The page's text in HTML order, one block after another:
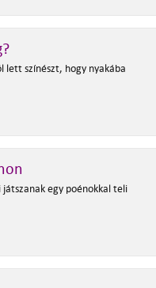
színészt, hogy nyakába
egy poénokkal teli